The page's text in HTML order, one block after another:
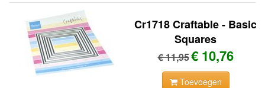
Cr1718 Craftable - Basic
Squares
€ 11,95€ 10,76
Toevoegen